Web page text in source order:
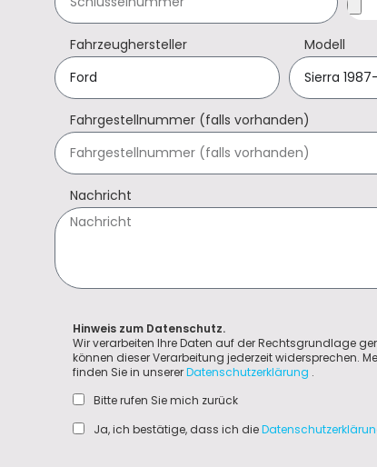
Fahrzeughersteller Modell
Fahrgestellnummer (falls vorhanden)
Nachricht
Hinweis zum Datenschutz.
Wir verarbeiten Ihre Daten auf der Rechtsgrundlage
können dieser Verarbeitung jederzeit widersprechen.
finden Sie in unsererDatenschutzerklärung .
Bitte rufen Sie mich zurück
Ja, ich bestätige, dass ich die